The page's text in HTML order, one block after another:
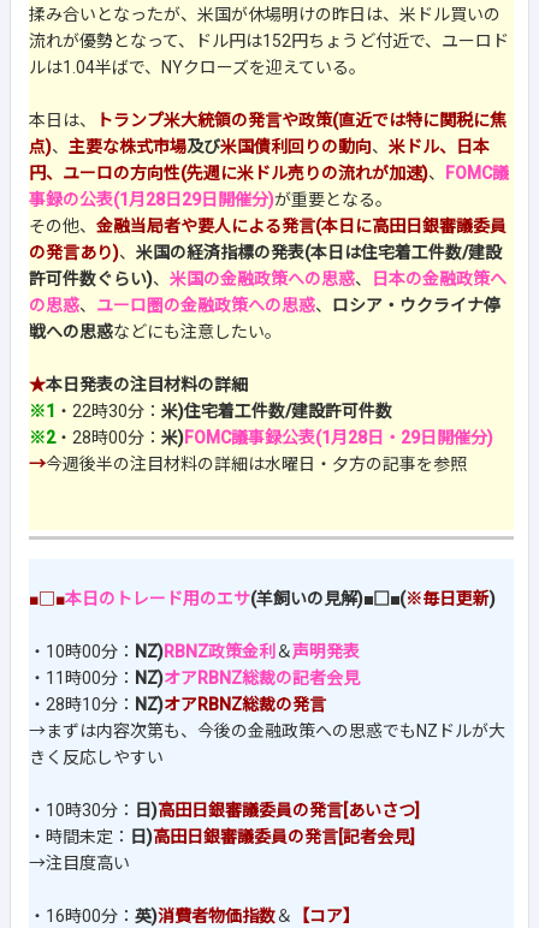
揉み合いとなったが、米国が休場明けの昨日は、米ドル買いの
流れが優勢となって、ドル円は152円ちょうど付近で、ユーロド
ルは1.04半ばで、NYクローズを迎えている。
本日は、
トランプ米大統領の発言や政策(直近では特に関税に焦
点)、 主要な株式市場及び米国債利回りの動向、 米ドル、日本
円、ユーロの方向性(先週に米ドル売りの流れが加速)、
FOMC議
事録の公表(1月28日29日開催分)が重要となる。
その他、 金融当局者や要人による発言(本日に高田日銀審議委員
の発言あり)、 米国の経済指標の発表(本日は住宅着工件数/建設
許可件数ぐらい)、 米国の金融政策への思惑、
日本の金融政策へ
の思惑、 ユーロ圏の金融政策への思惑、 ロシア・ウクライナ停
戦への思惑などにも注意したい。
★本日発表の注目材料の詳細
※1 ・22時30分： 米)住宅着工件数/建設許可件数
※2・28時00分： 米)FOMC議事録公表(1月28日・29日開催分)
→今週後半の注目材料の詳細は水曜日・夕方の記事を参照
■□■本日のトレード用のエサ(羊飼いの見解)■□■(※毎日更新)
・10時00分： NZ)RBNZ政策金利 ＆声明発表
・11時00分： NZ)オアRBNZ総裁の記者会見
・28時10分： NZ)オアRBNZ総裁の発言
→まずは内容次第も、今後の金融政策への思惑でもNZドルが大
きく反応しやすい
・10時30分： 日)高田日銀審議委員の発言[あいさつ]
・時間未定：
日)高田日銀審議委員の発言[記者会見]
→注目度高い
・16時00分： 英)消費者物価指数＆
【コア】